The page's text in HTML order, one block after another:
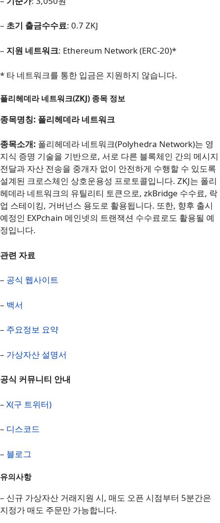
– 초기 출금수수료: 0.7 ZKJ
– 지원 네트워크: Ethereum Network (ERC-20)*
* 타 네트워크를 통한 입금은 지원하지 않습니다.
폴리헤데라 네트워크(ZKJ) 종목 정보
종목명칭: 폴리헤데라 네트워크
종목소개: 폴리헤데라 네트워크(Polyhedra Network)는 영
지식 증명 기술을 기반으로, 서로 다른 블록체인 간의 메시지
전달과 자산 전송을 중개자 없이 안전하게 수행할 수 있도록
설계된 크로스체인 상호운용성 프로토콜입니다. ZKJ는 폴리
헤데라 네트워크의 유틸리티 토큰으로, zkBridge 수수료, 락
업 스테이킹, 거버넌스 용도로 활용됩니다. 또한, 향후 출시
예정인 EXPchain 메인넷의 트랜잭션 수수료로도 활용될 예
정입니다.
관련 자료
– 공식 웹사이트
– 백서
– 주요정보 요약
– 가상자산 설명서
공식 커뮤니티 안내
– X(구 트위터)
– 디스코드
– 블로그
유의사항
– 신규 가상자산 거래지원 시, 매도 오픈 시점부터 5분간은
지정가 매도 주문만 가능합니다.